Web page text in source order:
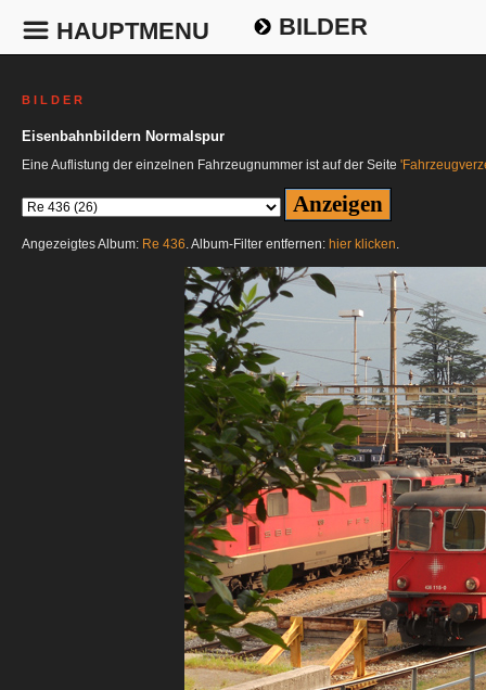
HAUPTMENU BILDER
B I L D E R
Eisenbahnbildern Normalspur
Eine Auflistung der einzelnen Fahrzeugnummer ist auf der Seite
Angezeigtes Album: Re 436. Album-Filter entfernen: hier klicken.